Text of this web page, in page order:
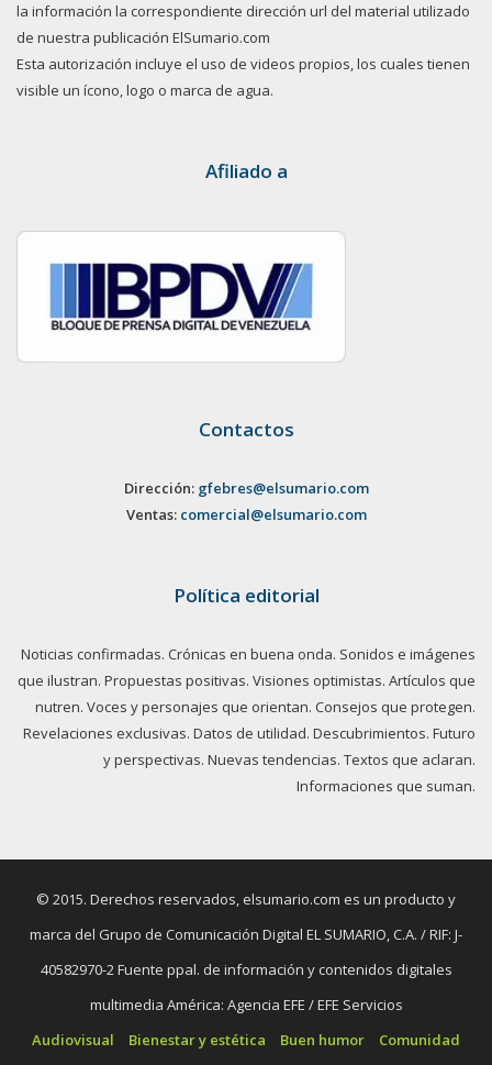
la información la correspondiente dirección url del material utilizado
de nuestra publicación ElSumario.com
Esta autorización incluye el uso de videos propios, los cuales tienen
visible un ícono, logo o marca de agua.
Afiliado a
Contactos
Dirección: gfebres@elsumario.com
Ventas: comercial@elsumario.com
Política editorial
Noticias confirmadas. Crónicas en buena onda. Sonidos e imágenes
que ilustran. Propuestas positivas. Visiones optimistas. Artículos que
nutren. Voces y personajes que orientan. Consejos que protegen.
Revelaciones exclusivas. Datos de utilidad. Descubrimientos. Futuro
y perspectivas. Nuevas tendencias. Textos que aclaran.
Informaciones que suman.
© 2015. Derechos reservados, elsumario.com es un producto y
marca del Grupo de Comunicación Digital EL SUMARIO, C.A. / RIF: J-
40582970-2 Fuente ppal. de información y contenidos digitales
multimedia América: Agencia EFE / EFE Servicios
Audiovisual
Bienestar y estética Buen humor Comunidad